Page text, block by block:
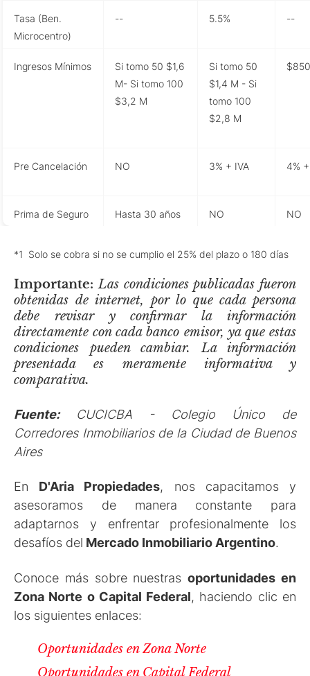
Tasa (Ben.
Microcentro)
-- 5.5% --
Ingresos Mínimos
Si tomo 50 $1,6
M- Si tomo 100
$3,2 M
Si tomo 50
$1,4 M - Si
tomo 100
$2,8 M
Pre Cancelación NO 3% + IVA 4%
Prima de Seguro Hasta 30 años NO NO
*1 Solo se cobra si no se cumplio el 25% del plazo o 180 días
Importante:Las condiciones publicadas fueron
obtenidas de internet, por lo que cada persona
debe revisar y confirmar la información
directamente con cada banco emisor, ya que estas
condiciones pueden cambiar. La información
presentada es meramente informativa y
comparativa.
Fuente:CUCICBA - Colegio Único de
Corredores Inmobiliarios de la Ciudad de Buenos
Aires
En D'Aria Propiedades, nos capacitamos y
asesoramos de manera constante para
adaptarnos y enfrentar profesionalmente los
desafíos del Mercado InmobiliarioArgentino.
Conoce más sobre nuestrasoportunidades en
Zona Norte o Capital Federal, haciendo clic en
los siguientes enlaces:
Oportunidades en Zona Norte
Oportunidades en Capital Federal